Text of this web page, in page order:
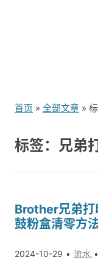
首页 » 全部文章 »
标签：兄弟
Brother兄弟
鼓粉盒清零方
2024-10-29 流水